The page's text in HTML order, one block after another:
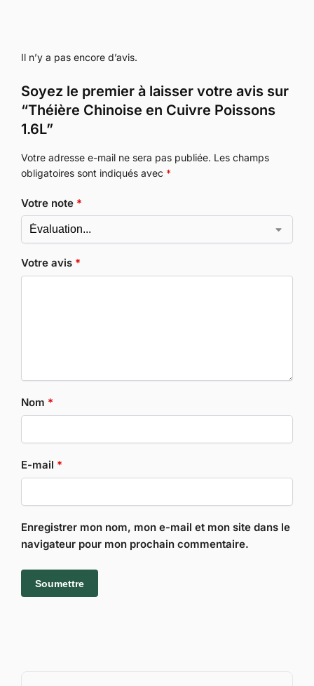
Il n’y a pas encore d’avis.
Soyez le premier à laisser votre avis sur
“Théière Chinoise en Cuivre Poissons
1.6L”
Votre adresse e-mail ne sera pas publiée. Les champs
obligatoires sont indiqués avec *
Votre note *
Votre avis *
Nom *
E-mail *
Enregistrer mon nom, mon e-mail et mon site dans le
navigateur pour mon prochain commentaire.